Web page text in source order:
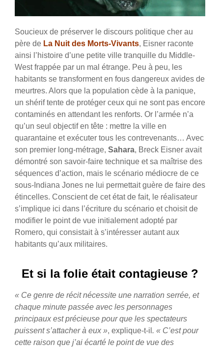
Soucieux de préserver le discours politique cher au
père de La Nuit des Morts-Vivants, Eisner raconte
ainsi l’histoire d’une petite ville tranquille du Middle-
West frappée par un mal étrange. Peu à peu, les
habitants se transforment en fous dangereux avides de
meurtres. Alors que la population cède à la panique,
un shérif tente de protéger ceux qui ne sont pas encore
contaminés en attendant les renforts. Or l’armée n’a
qu’un seul objectif en tête : mettre la ville en
quarantaine et exécuter tous les contrevenants… Avec
son premier long-métrage, Sahara, Breck Eisner avait
démontré son savoir-faire technique et sa maîtrise des
séquences d’action, mais le scénario médiocre de ce
sous-Indiana Jones ne lui permettait guère de faire des
étincelles. Conscient de cet état de fait, le réalisateur
s’implique ici dans l’écriture du scénario et choisit de
modifier le point de vue initialement adopté par
Romero, qui consistait à s’intéresser autant aux
habitants qu’aux militaires.
Et si la folie était contagieuse ?
« Ce genre de récit nécessite une narration serrée, et
chaque minute passée avec les personnages
principaux est précieuse pour que les spectateurs
puissent s’attacher à eux », explique-t-il . « C’est pour
cette raison que j’ai écarté le point de vue des